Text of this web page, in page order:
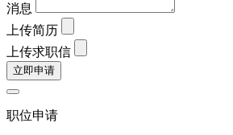
消息
上传简历
上传求职信
立即申请
职位申请